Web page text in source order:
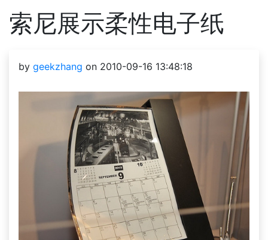
索尼展示柔性电子纸
by geekzhang on 2010-09-16 13:48:18